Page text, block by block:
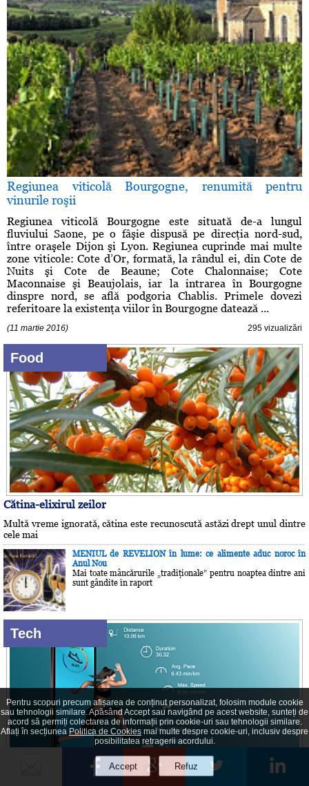
Regiunea viticolă Bourgogne, renumită pentru
vinurile roşii
Regiunea viticolă Bourgogne este situată de-a lungul
fluviului Saone, pe o fâşie dispusă pe direcţia nord-sud,
între oraşele Dijon şi Lyon. Regiunea cuprinde mai multe
zone viticole: Cote d’Or, formată, la rândul ei, din Cote de
Nuits şi Cote de Beaune; Cote Chalonnaise; Cote
Maconnaise şi Beaujolais, iar la intrarea în Bourgogne
dinspre nord, se află podgoria Chablis. Primele dovezi
referitoare la existenţa viilor în Bourgogne datează ...
(11 martie 2016) 295 vizualizări
Food
Cătina-elixirul zeilor
Multă vreme ignorată, cătina este recunoscută astăzi drept unul dintre
cele mai
MENIUL de REVELION în lume: ce alimente aduc noroc în
Anul Nou
Mai toate mâncărurile „tradiţionale” pentru noaptea dintre ani
sunt gândite în raport
Tech
Cele mai bune 4 aplicaţii de fitness şi sănătate pentru iPhone
Pentru scopuri precum afișarea de conținut personalizat, folosim module cookie
sau tehnologii similare. Apăsând Accept sau navigând pe acest website, sunteți de
acord să permiți colectarea de informații prin cookie-uri sau tehnologii similare.
Aflați în secțiuneaPolitica de Cookies mai multe despre cookie-uri, inclusiv despre
posibilitatea retragerii acordului.